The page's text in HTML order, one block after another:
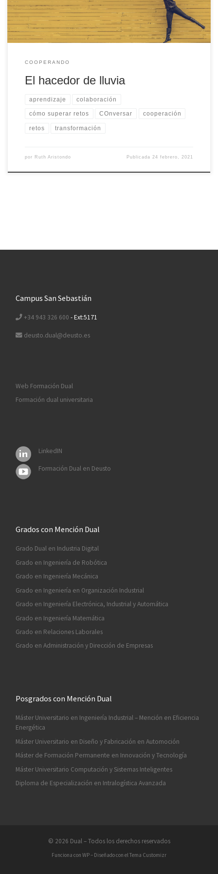
COOPERANDO
El hacedor de lluvia
aprendizaje colaboración
cómo superar retos COnversar cooperación
retos transformación
por Ruth Aristondo Publicada 24 febrero, 2021
Campus San Sebastián
+34 943 326 600 - Ext:5171
deusto.dual@deusto.es
Web Formación Dual
Formación dual universitaria
LinkedIN
Formación Dual en Deusto
Grados con Mención Dual
Grado Dual en Industria Digital
Grado en Ingeniería de Robótica
Grado en Ingeniería Mecánica
Grado en Ingeniería en Organización Industrial
Grado en Ingeniería Electrónica, Industrial y Automática
Grado en Ingeniería Matemática
Grado en Relaciones Laborales
Grado en Administración y Dirección de Empresas
Posgrados con Mención Dual
Máster Universitario en Ingeniería Industrial – Mención en Eficiencia
Energética
Máster Universitario en Diseño y Fabricación en Automoción
Máster de Formación Permanente en Innovación y Tecnología
Máster Universitario Computación y Sistemas Inteligentes
Diploma de Especialización en Intralogística Avanzada
© 2026 Dual– Todos los derechos reservados
Funciona con WP– Diseñado con elTema Customizr